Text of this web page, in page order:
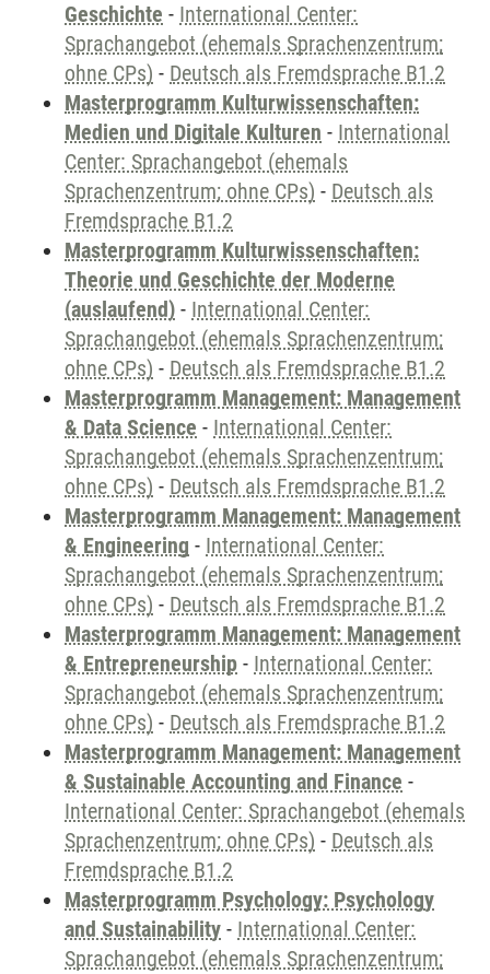
Geschichte - International Center:
Sprachangebot (ehemals Sprachenzentrum;
ohne CPs) - Deutsch als Fremdsprache B1.2
Masterprogramm Kulturwissenschaften:
Medien und Digitale Kulturen - International
Center: Sprachangebot (ehemals
Sprachenzentrum; ohne CPs) - Deutsch als
Fremdsprache B1.2
Masterprogramm Kulturwissenschaften:
Theorie und Geschichte der Moderne
(auslaufend) - International Center:
Sprachangebot (ehemals Sprachenzentrum;
ohne CPs) - Deutsch als Fremdsprache B1.2
Masterprogramm Management: Management
& Data Science - International Center:
Sprachangebot (ehemals Sprachenzentrum;
ohne CPs) - Deutsch als Fremdsprache B1.2
Masterprogramm Management: Management
& Engineering - International Center:
Sprachangebot (ehemals Sprachenzentrum;
ohne CPs) - Deutsch als Fremdsprache B1.2
Masterprogramm Management: Management
& Entrepreneurship - International Center:
Sprachangebot (ehemals Sprachenzentrum;
ohne CPs) - Deutsch als Fremdsprache B1.2
Masterprogramm Management: Management
& Sustainable Accounting and Finance -
International Center: Sprachangebot (ehemals
Sprachenzentrum; ohne CPs) - Deutsch als
Fremdsprache B1.2
Masterprogramm Psychology: Psychology
and Sustainability - International Center:
Sprachangebot (ehemals Sprachenzentrum;